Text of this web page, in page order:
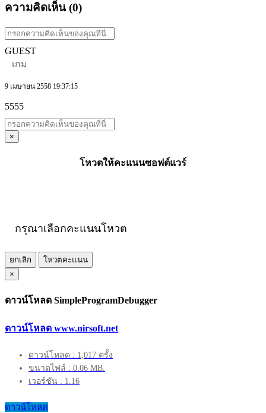
ความคิดเห็น (0)
GUEST
เกม
9 เมษายน 2558 19:37:15
5555
×
โหวตให้คะแนนซอฟต์แวร์
กรุณาเลือกคะแนนโหวต
ยกเลิก
โหวตคะแนน
×
ดาวน์โหลด SimpleProgramDebugger
ดาวน์โหลด www.nirsoft.net
ดาวน์โหลด : 1,017 ครั้ง
ขนาดไฟล์ : 0.06 MB.
เวอร์ชัน : 1.16
ดาวน์โหลด